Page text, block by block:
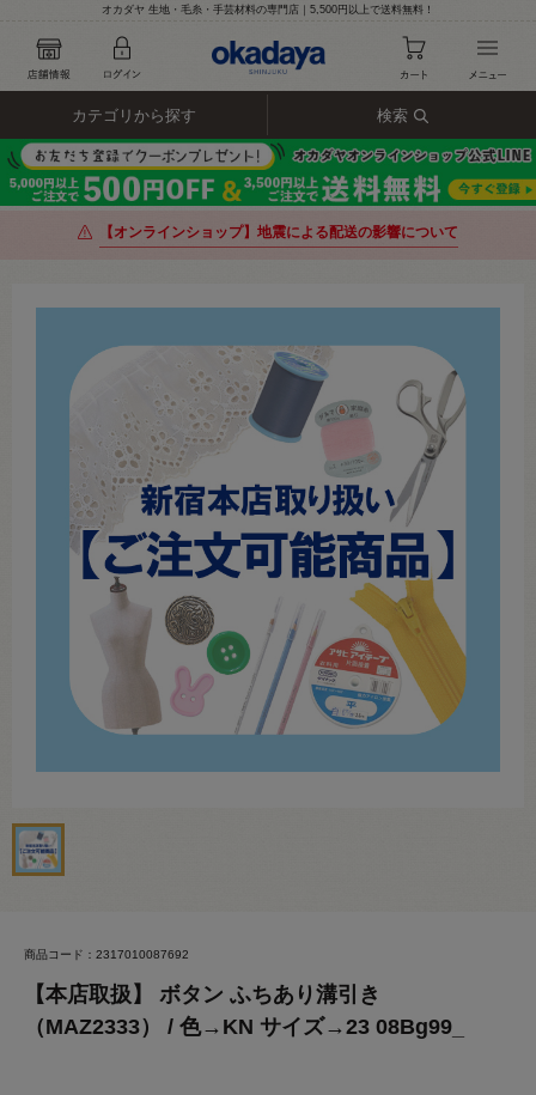
オカダヤ 生地・毛糸・手芸材料の専門店｜5,500円以上で送料無料！
カテゴリから探す 検索
【オンラインショップ】地震による配送の影響について
商品コード：2317010087692
【本店取扱】 ボタン ふちあり溝引き
（MAZ2333） / 色→KN サイズ→23 08Bg99_